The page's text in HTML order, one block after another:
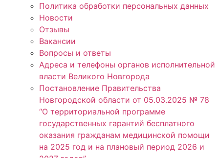
Политика обработки персональных данных
Новости
Отзывы
Вакансии
Вопросы и ответы
Адреса и телефоны органов исполнительной
власти Великого Новгорода
Постановление Правительства
Новгородской области от 05.03.2025 № 78
“О территориальной программе
государственных гарантий бесплатного
оказания гражданам медицинской помощи
на 2025 год и на плановый период 2026 и